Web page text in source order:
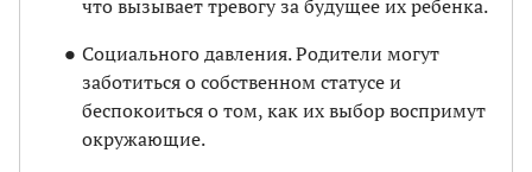
что вызывает тревогу за будущее их ребенка.
Социального давления. Родители могут
заботиться о собственном статусе и
беспокоиться о том, как их выбор воспримут
окружающие.